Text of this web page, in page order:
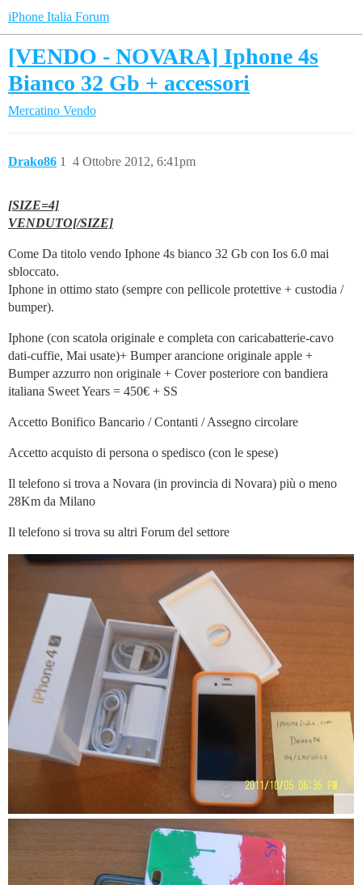
iPhone Italia Forum
[VENDO - NOVARA] Iphone 4s
Bianco 32 Gb + accessori
Mercatino Vendo
Drako86 4 Ottobre 2012, 6:41pm
1
[SIZE=4]
VENDUTO[/SIZE]
Come Da titolo vendo Iphone 4s bianco 32 Gb con Ios 6.0 mai
sbloccato.
Iphone in ottimo stato (sempre con pellicole protettive + custodia /
bumper).
Iphone (con scatola originale e completa con caricabatterie-cavo
dati-cuffie, Mai usate)+ Bumper arancione originale apple +
Bumper azzurro non originale + Cover posteriore con bandiera
italiana Sweet Years = 450€ + SS
Accetto Bonifico Bancario / Contanti / Assegno circolare
Accetto acquisto di persona o spedisco (con le spese)
Il telefono si trova a Novara (in provincia di Novara) più o meno
28Km da Milano
Il telefono si trova su altri Forum del settore